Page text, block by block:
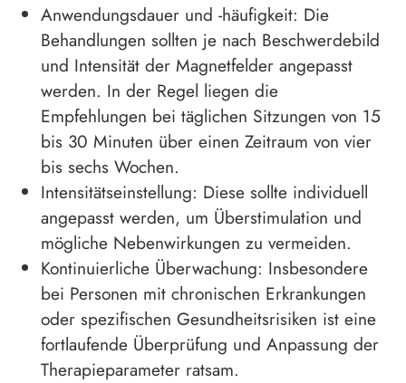
Anwendungsdauer und -häufigkeit: Die
Behandlungen sollten je nach Beschwerdebild
und Intensität der Magnetfelder angepasst
werden. In der Regel liegen die
Empfehlungen bei täglichen Sitzungen von 15
bis 30 Minuten über einen Zeitraum von vier
bis sechs Wochen.
Intensitätseinstellung: Diese sollte individuell
angepasst werden, um Überstimulation und
mögliche Nebenwirkungen zu vermeiden.
Kontinuierliche Überwachung: Insbesondere
bei Personen mit chronischen Erkrankungen
oder spezifischen Gesundheitsrisiken ist eine
fortlaufende Überprüfung und Anpassung der
Therapieparameter ratsam.